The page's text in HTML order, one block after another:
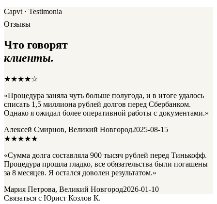
Capvt · Testimonia
Отзывы
Что говорят
клиенты.
★★★★☆
«Процедура заняла чуть больше полугода, и в итоге удалось
списать 1,5 миллиона рублей долгов перед Сбербанком.
Однако я ожидал более оперативной работы с документами.»
Алексей Смирнов, Великий Новгород2025-08-15
★★★★★
«Сумма долга составляла 900 тысяч рублей перед Тинькофф.
Процедура прошла гладко, все обязательства были погашены
за 8 месяцев. Я остался доволен результатом.»
Мария Петрова, Великий Новгород2026-01-10
Связаться с Юрист Козлов К.